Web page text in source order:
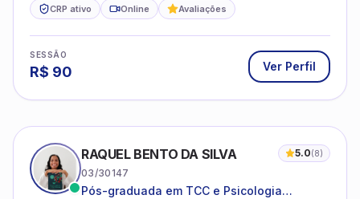
CRP ativo Online Avaliações
SESSÃO
R$ 90 Ver Perfil
RAQUEL BENTO DA SILVA 5.0(8)
03/30147
Pós-graduada em TCC e Psicologia